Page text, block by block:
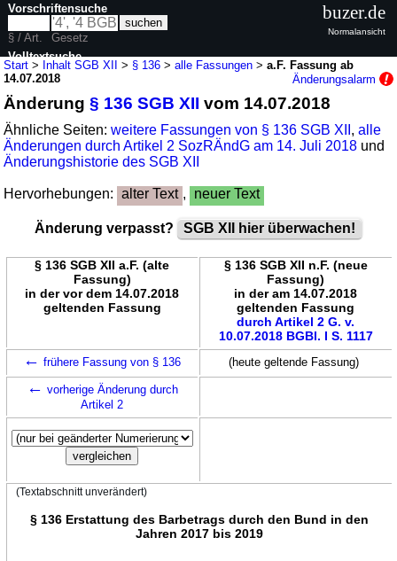
Start > Inhalt SGB XII > § 136 >alle Fassungen >a.F. Fassung ab
14.07.2018
Änderungsalarm
Änderung§ 136 SGB XII vom 14.07.2018
Ähnliche Seiten:weitere Fassungen von § 136 SGB XII ,alle
Änderungen durch Artikel 2 SozRÄndG am 14. Juli 2018 und
Änderungshistorie des SGB XII
Hervorhebungen: alter Text , neuer Text
Änderung verpasst? SGB XII hier überwachen!
§ 136 SGB XII a.F. (alte
Fassung)
in der vor dem 14.07.2018
geltenden Fassung
§ 136 SGB XII n.F. (neue
Fassung)
in der am 14.07.2018
geltenden Fassung
durch Artikel 2 G. v.
10.07.2018 BGBl. I S. 1117
← frühere Fassung von § 136 (heute geltende Fassung)
← vorherige Änderung durch
Artikel 2
(Textabschnitt unverändert)
§ 136 Erstattung des Barbetrags durch den Bund in den
Jahren 2017 bis 2019
Vorschriftensuche
§ / Art.
Gesetz
Volltextsuche
buzer.de
Normalansicht